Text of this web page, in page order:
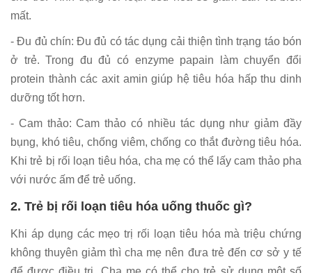
mất.
- Đu đủ chín: Đu đủ có tác dụng cải thiện tình trạng táo bón
ở trẻ. Trong đu đủ có enzyme papain làm chuyển đổi
protein thành các axit amin giúp hệ tiêu hóa hấp thu dinh
dưỡng tốt hơn.
- Cam thảo: Cam thảo có nhiều tác dụng như giảm đầy
bụng, khó tiêu, chống viêm, chống co thắt đường tiêu hóa.
Khi trẻ bị rối loạn tiêu hóa, cha mẹ có thể lấy cam thảo pha
với nước ấm để trẻ uống.
2. Trẻ bị rối loạn tiêu hóa uống thuốc gì?
Khi áp dụng các mẹo trị rối loạn tiêu hóa mà triệu chứng
không thuyên giảm thì cha mẹ nên đưa trẻ đến cơ sở y tế